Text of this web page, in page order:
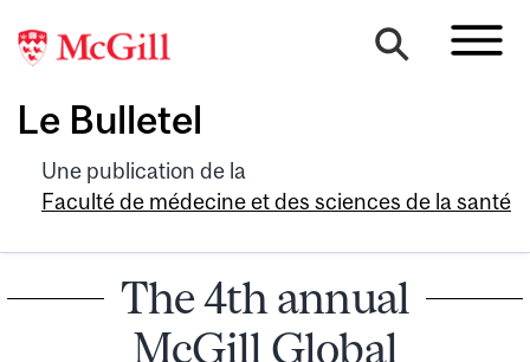
Le Bulletel
Une publication de la
Faculté de médecine et des sciences de la santé
The 4th annual
McGill Global